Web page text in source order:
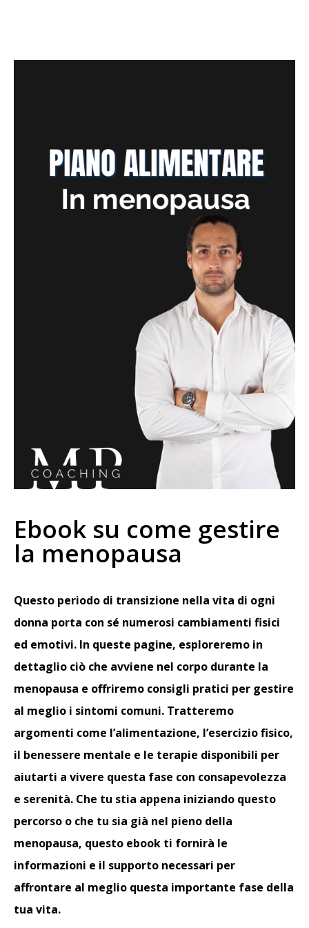
Ebook su come gestire
la menopausa
Questo periodo di transizione nella vita di ogni
donna porta con sé numerosi cambiamenti fisici
ed emotivi. In queste pagine, esploreremo in
dettaglio ciò che avviene nel corpo durante la
menopausa e offriremo consigli pratici per gestire
al meglio i sintomi comuni. Tratteremo
argomenti come l’alimentazione, l’esercizio fisico,
il benessere mentale e le terapie disponibili per
aiutarti a vivere questa fase con consapevolezza
e serenità. Che tu stia appena iniziando questo
percorso o che tu sia già nel pieno della
menopausa, questo ebook ti fornirà le
informazioni e il supporto necessari per
affrontare al meglio questa importante fase della
tua vita.